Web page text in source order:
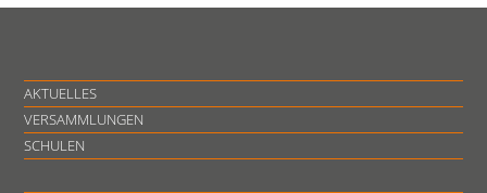
AKTUELLES
VERSAMMLUNGEN
SCHULEN